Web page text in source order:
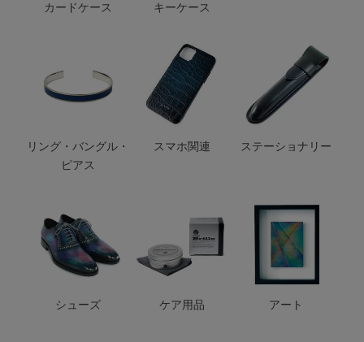
カードケース
キーケース
リング・バングル・
ピアス
スマホ関連 ステーショナリー
シューズ ケア用品 アート